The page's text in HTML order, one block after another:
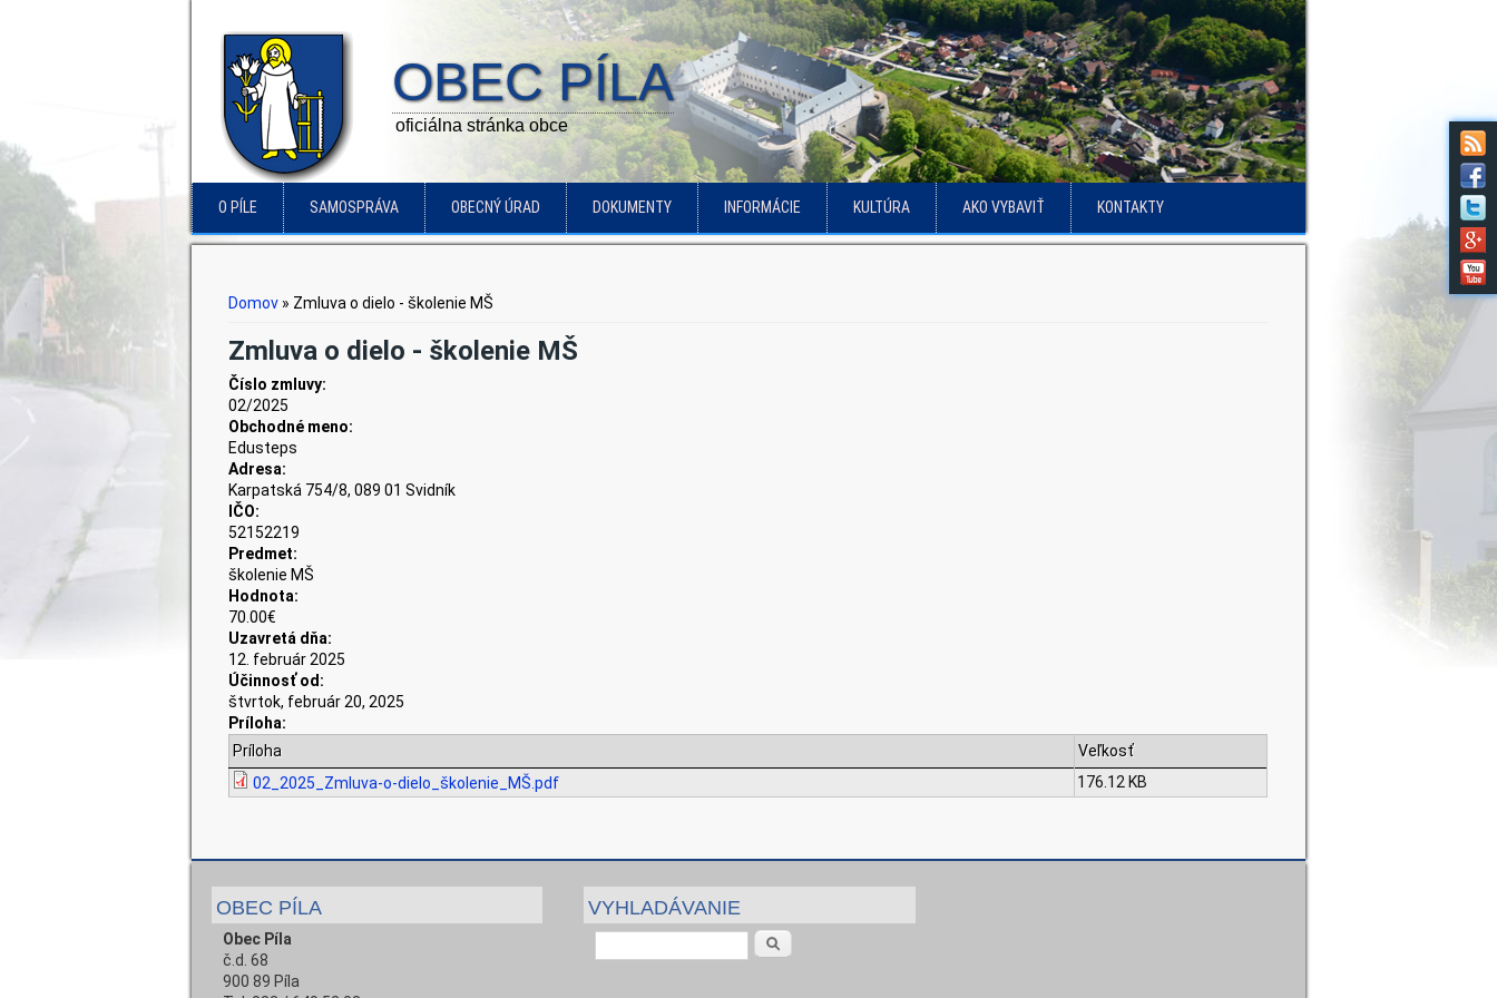
OBEC PÍLA
oficiálna stránka obce
O PÍLE SAMOSPRÁVA OBECNÝ ÚRAD DOKUMENTY INFORMÁCIE KULTÚRA AKO VYBAVIŤ KONTAKTY
Nachádzate sa tu
Domov » Zmluva o dielo - školenie MŠ
Zmluva o dielo - školenie MŠ
Číslo zmluvy:
02/2025
Obchodné meno:
Edusteps
Adresa:
Karpatská 754/8, 089 01 Svidník
IČO:
52152219
Predmet:
školenie MŠ
Hodnota:
70.00€
Uzavretá dňa:
12. február 2025
Účinnosť od:
štvrtok, február 20, 2025
Príloha:
Príloha
Veľkosť
02_2025_Zmluva-o-dielo_školenie_MŠ.pdf
176.12 KB
OBEC PÍLA
Obec Píla
č.d. 68
900 89 Píla
VYHLADÁVANIE